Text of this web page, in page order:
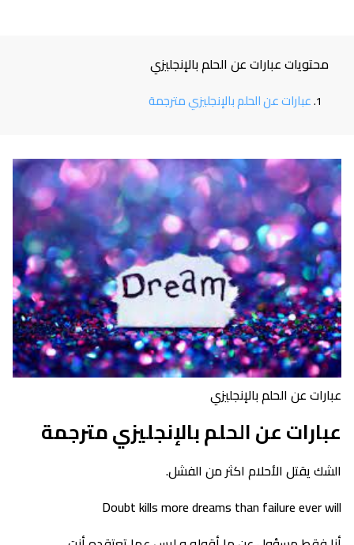
محتويات عبارات عن الحلم بالإنجليزي
عبارات عن الحلم بالإنجليزي مترجمة
عبارات عن الحلم بالإنجليزي
عبارات عن الحلم بالإنجليزي مترجمة
الشك يقتل الأحلام اكثر من الفشل.
Doubt kills more dreams than failure ever will